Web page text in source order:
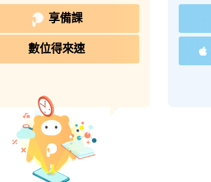
享備課
數位得來速